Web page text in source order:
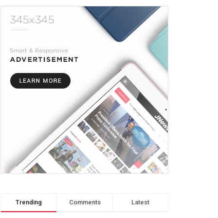
Trending Comments Latest